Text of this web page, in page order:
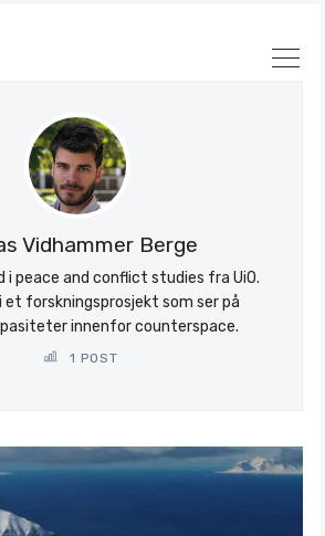
Søk
Stratagem
Vidhammer Berge
i peace and conflict studies fra UiO.
et forskningsprosjekt som ser på
innenfor counterspace.
1 POST